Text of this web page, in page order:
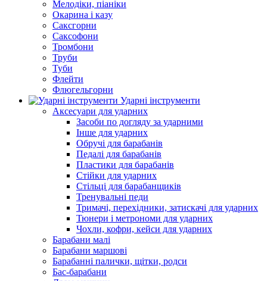
Мелодіки, піаніки
Окарина і казу
Саксгорни
Саксофони
Тромбони
Труби
Туби
Флейти
Флюгельгорни
Ударні інструменти
Аксесуари для ударних
Засоби по догляду за ударними
Інше для ударних
Обручі для барабанів
Педалі для барабанів
Пластики для барабанів
Стійки для ударних
Стільці для барабанщиків
Тренувальні педи
Тримачі, перехідники, затискачі для ударних
Тюнери і метрономи для ударних
Чохли, кофри, кейси для ударних
Барабани малі
Барабани маршові
Барабанні палички, щітки, родси
Бас-барабани